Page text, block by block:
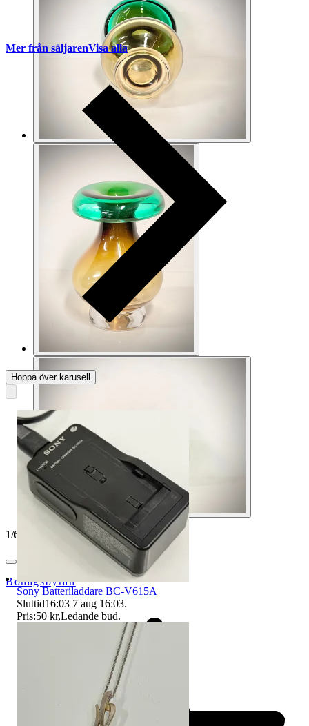
1/6
Bohagsbyrån
Mer från säljarenVisa alla
Hoppa över karusell
Sony Batteriladdare BC-V615A
Sluttid16:03 7 aug 16:03.
Pris:50 kr,Ledande bud.